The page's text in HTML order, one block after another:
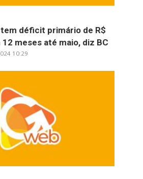
déficit primário de R$
meses até maio, diz BC
10:29